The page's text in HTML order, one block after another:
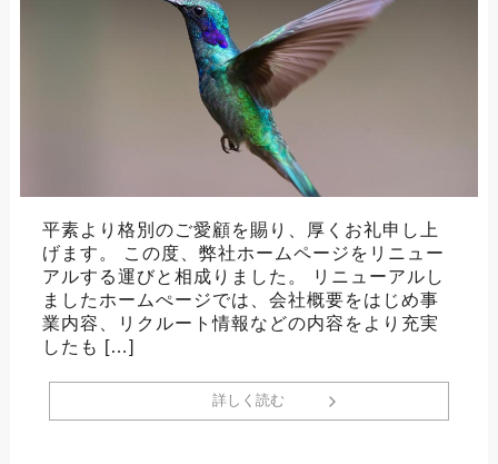
平素より格別のご愛顧を賜り、厚くお礼申し上
げます。 この度、弊社ホームページをリニュー
アルする運びと相成りました。 リニューアルし
ましたホームぺージでは、会社概要をはじめ事
業内容、リクルート情報などの内容をより充実
したも […]
詳しく読む